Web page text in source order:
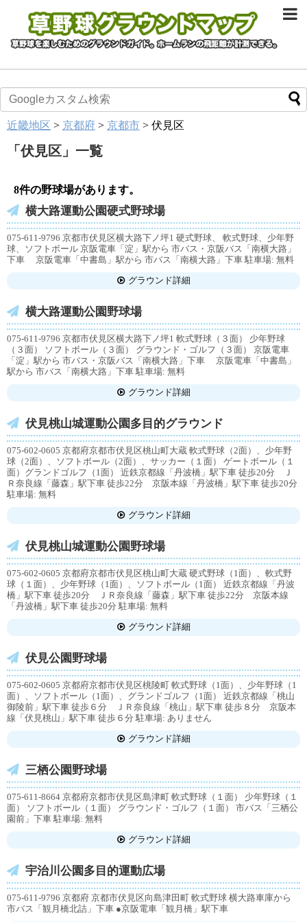
近畿地区 > 京都府 > 京都市 > 伏見区
「 伏見区 」 一覧
8件の野球場があります。
横大路運動公園硬式野球場
075-611-9796 京都市伏見区横大路下ノ坪1 硬式野球、 軟式野球、少年野
球、ソフトボール 京阪電車「淀」駅から 市バス・京阪バス「南横大路」
下車 京阪電車「中書島」駅から 市バス「南横大路」下車 駐車場: 無料
グラウンド詳細
横大路運動公園野球場
075-611-9796 京都市伏見区横大路下ノ坪1 軟式野球（３面） 少年野球
（３面） ソフトボール（３面） グラウンド・ゴルフ（３面） 京阪電車
「淀」駅から 市バス・京阪バス「南横大路」下車 京阪電車「中書島」
駅から 市バス「南横大路」下車 駐車場: 無料
グラウンド詳細
伏見桃山城運動公園多目的グラウンド
075-602-0605 京都府京都市伏見区桃山町大蔵 軟式野球（2面）、少年野
球（2面）、ソフトボール（2面）、サッカー（１面） ゲートボール（１
面）グランドゴルフ（1面） 近鉄京都線「丹波橋」駅下車 徒歩20分 Ｊ
Ｒ奈良線「藤森」駅下車 徒歩22分 京阪本線「丹波橋」駅下車 徒歩20分
駐車場: 無料
グラウンド詳細
伏見桃山城運動公園野球場
075-602-0605 京都府京都市伏見区桃山町大蔵 硬式野球（1面）、軟式野
球（１面）、少年野球（1面）、ソフトボール（1面） 近鉄京都線「丹波
橋」駅下車 徒歩20分 ＪＲ奈良線「藤森」駅下車 徒歩22分 京阪本線
「丹波橋」駅下車 徒歩20分 駐車場: 無料
グラウンド詳細
伏見公園野球場
075-602-0605 京都府京都市伏見区桃陵町 軟式野球（1面）、少年野球（1
面）、ソフトボール（1面）、グランドゴルフ（1面） 近鉄京都線「桃山
御陵前」駅下車 徒歩６分 ＪＲ奈良線「桃山」駅下車 徒歩８分 京阪本
線「伏見桃山」駅下車 徒歩６分 駐車場: ありません
グラウンド詳細
三栖公園野球場
075-611-8664 京都府京都市伏見区島津町 軟式野球（１面） 少年野球（１
面） ソフトボール（１面） グラウンド・ゴルフ（１面） 市バス「三栖公
園前」下車 駐車場: 無料
グラウンド詳細
宇治川公園多目的運動広場
075-611-9796 京都府 京都市伏見区向島津田町 軟式野球 横大路車庫から
市バス「観月橋北詰」下車 ●京阪電車「観月橋」駅下車